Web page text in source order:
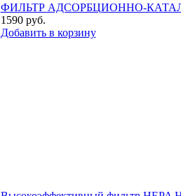
ФИЛЬТР АДСОРБЦИОННО-
1590руб.
Добавить в корзину